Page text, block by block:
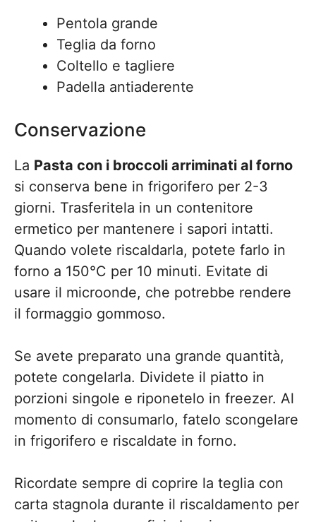
Pentola grande
Teglia da forno
Coltello e tagliere
Padella antiaderente
Conservazione
La Pasta con i broccoli arriminati al forno
si conserva bene in frigorifero per 2-3
giorni. Trasferitela in un contenitore
ermetico per mantenere i sapori intatti.
Quando volete riscaldarla, potete farlo in
forno a 150°C per 10 minuti. Evitate di
usare il microonde, che potrebbe rendere
il formaggio gommoso.
Se avete preparato una grande quantità,
potete congelarla. Dividete il piatto in
porzioni singole e riponetelo in freezer. Al
momento di consumarlo, fatelo scongelare
in frigorifero e riscaldate in forno.
Ricordate sempre di coprire la teglia con
carta stagnola durante il riscaldamento per